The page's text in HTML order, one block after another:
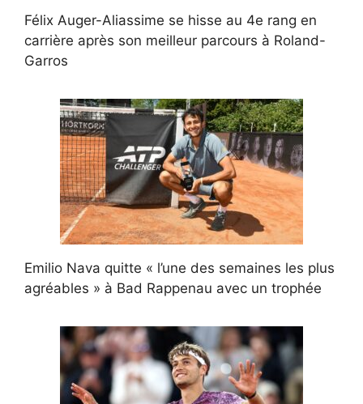
Félix Auger-Aliassime se hisse au 4e rang en
carrière après son meilleur parcours à Roland-
Garros
Emilio Nava quitte « l’une des semaines les plus
agréables » à Bad Rappenau avec un trophée